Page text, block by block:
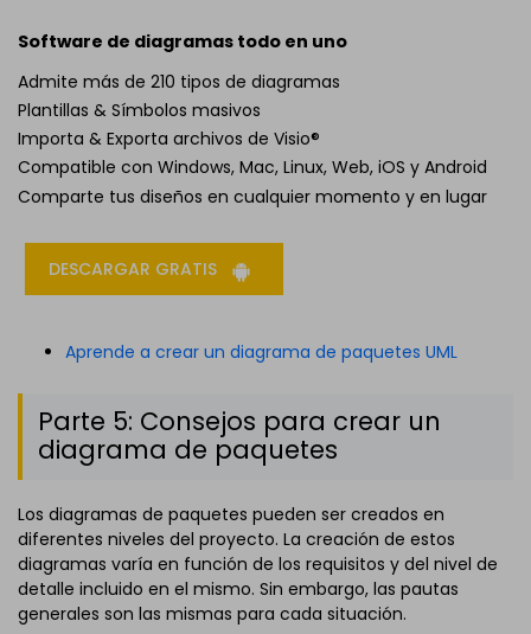
Software de diagramas todo en uno
Admite más de 210 tipos de diagramas
Plantillas & Símbolos masivos
Importa & Exporta archivos de Visio®
Compatible con Windows, Mac, Linux, Web, iOS y Android
Comparte tus diseños en cualquier momento y en lugar
DESCARGAR GRATIS
Aprende a crear un diagrama de paquetes UML
Parte 5: Consejos para crear un
diagrama de paquetes
Los diagramas de paquetes pueden ser creados en
diferentes niveles del proyecto. La creación de estos
diagramas varía en función de los requisitos y del nivel de
detalle incluido en el mismo. Sin embargo, las pautas
generales son las mismas para cada situación.